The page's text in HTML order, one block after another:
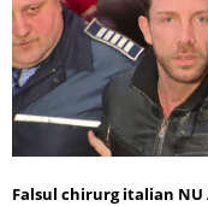
Falsul chirurg italian NU